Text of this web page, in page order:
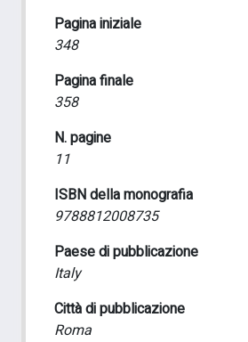
Pagina iniziale
348
Pagina finale
358
N. pagine
11
ISBN della monografia
9788812008735
Paese di pubblicazione
Italy
Città di pubblicazione
Roma